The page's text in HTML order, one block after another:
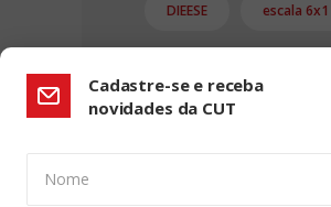
DIEESE escala 6x1
Cadastre-se e receba
novidades da CUT
Nome